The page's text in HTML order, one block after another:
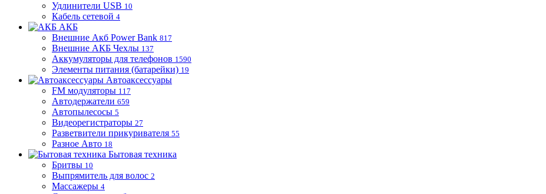
Удлинители USB 10
Кабель сетевой 4
АКБ
Внешние Акб Power Bank 817
Внешние АКБ Чехлы 137
Аккумуляторы для телефонов 1590
Элементы питания (батарейки) 19
Автоаксессуары
FM модуляторы 117
Автодержатели 659
Автопылесосы 5
Видеорегистраторы 27
Разветвители прикуривателя 55
Разное Авто 18
Бытовая техника
Бритвы 10
Выпрямитель для волос 2
Массажеры 4